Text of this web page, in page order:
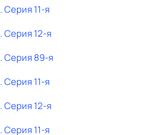
. Серия 11-я
. Серия 12-я
. Серия 89-я
. Серия 11-я
. Серия 12-я
. Серия 11-я